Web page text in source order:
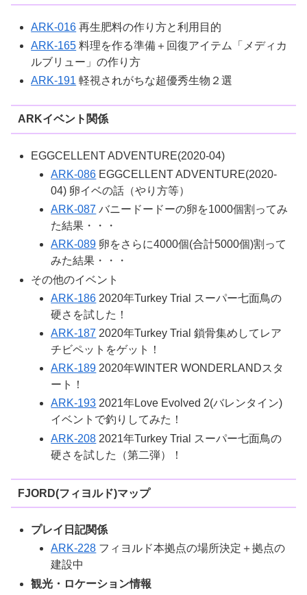
ARK-016 再生肥料の作り方と利用目的
ARK-165 料理を作る準備＋回復アイテム「メディカ
ルブリュー」の作り方
ARK-191 軽視されがちな超優秀生物２選
ARKイベント関係
EGGCELLENT ADVENTURE(2020-04)
ARK-086 EGGCELLENT ADVENTURE(2020-
04) 卵イベの話（やり方等）
ARK-087 バニードードーの卵を1000個割ってみ
た結果・・・
ARK-089 卵をさらに4000個(合計5000個)割って
みた結果・・・
その他のイベント
ARK-186 2020年Turkey Trial スーパー七面鳥の
硬さを試した！
ARK-187 2020年Turkey Trial 鎖骨集めしてレア
チビペットをゲット！
ARK-189 2020年WINTER WONDERLANDスタ
ート！
ARK-193 2021年Love Evolved 2(バレンタイン)
イベントで釣りしてみた！
ARK-208 2021年Turkey Trial スーパー七面鳥の
硬さを試した（第二弾）！
FJORD(フィヨルド)マップ
プレイ日記関係
ARK-228 フィヨルド本拠点の場所決定＋拠点の
建設中
観光・ロケーション情報